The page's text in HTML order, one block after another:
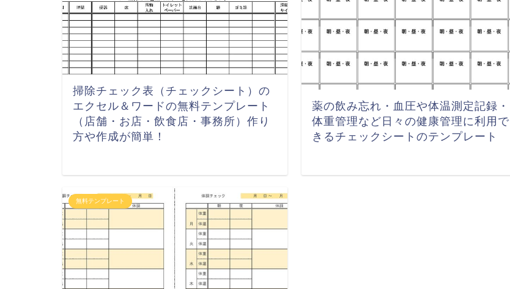
掃除チェック表（チェックシート）の
エクセル＆ワードの無料テンプレート
（店舗・お店・飲食店・事務所）作り
方や作成が簡単！
薬の飲み忘れ・血圧や体温測定記録・
体重管理など日々の健康管理に利用で
きるチェックシートのテンプレート
無料テンプレート